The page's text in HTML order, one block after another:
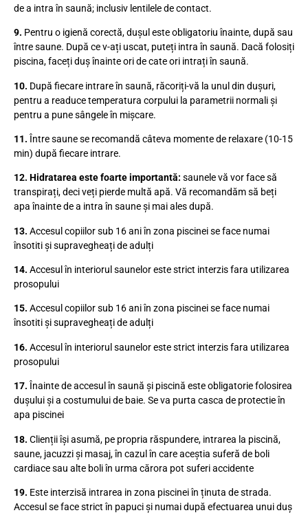
de a intra în saună; inclusiv lentilele de contact.
9. Pentru o igienă corectă, dușul este obligatoriu înainte, după sau
între saune. După ce v-ați uscat, puteți intra în saună. Dacă folosiți
piscina, faceți duș înainte ori de cate ori intrați în saună.
10. După fiecare intrare în saună, răcoriți-vă la unul din dușuri,
pentru a readuce temperatura corpului la parametrii normali și
pentru a pune sângele în mișcare.
11. Între saune se recomandă câteva momente de relaxare (10-15
min) după fiecare intrare.
12. Hidratarea este foarte importantă: saunele vă vor face să
transpirați, deci veți pierde multă apă. Vă recomandăm să beți
apa înainte de a intra în saune și mai ales după.
13. Accesul copiilor sub 16 ani în zona piscinei se face numai
însotiti și supravegheați de adulți
14. Accesul în interiorul saunelor este strict interzis fara utilizarea
prosopului
15. Accesul copiilor sub 16 ani în zona piscinei se face numai
însotiti și supravegheați de adulți
16. Accesul în interiorul saunelor este strict interzis fara utilizarea
prosopului
17. Înainte de accesul în saună și piscină este obligatorie folosirea
dușului și a costumului de baie. Se va purta casca de protectie în
apa piscinei
18. Clienții își asumă, pe propria răspundere, intrarea la piscină,
saune, jacuzzi și masaj, în cazul în care aceștia suferă de boli
cardiace sau alte boli în urma cărora pot suferi accidente
19. Este interzisă intrarea in zona piscinei în ținuta de strada.
Accesul se face strict în papuci și numai după efectuarea unui duș